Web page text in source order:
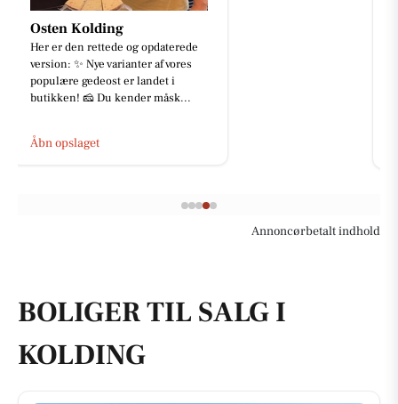
Detailing Center
Ny Skoda Elroq RS i en fantastisk
rød metallak ❤️✨ En fabriksny bil
er ikke nødvendigvis
ensbetydende med en perfekt lak.
Annoncørbetalt indhold
BOLIGER TIL SALG I
KOLDING